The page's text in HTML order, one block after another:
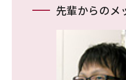
先輩からのメ